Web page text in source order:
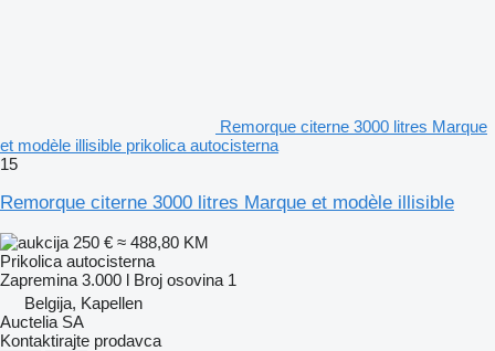
Remorque citerne 3000 litres Marque
et modèle illisible prikolica autocisterna
15
Remorque citerne 3000 litres Marque et modèle illisible
250 € ≈ 488,80 KM
Prikolica autocisterna
Zapremina 3.000 l Broj osovina 1
Belgija, Kapellen
Auctelia SA
Kontaktirajte prodavca